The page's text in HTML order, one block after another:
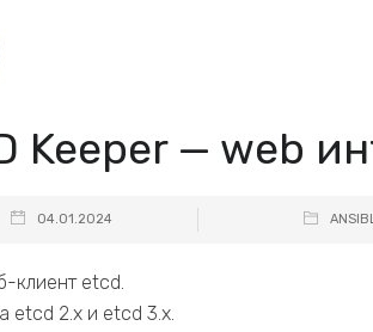
Keeper — web
04.01.2024
клиент etcd.
etcd 2.x и etcd 3.x.